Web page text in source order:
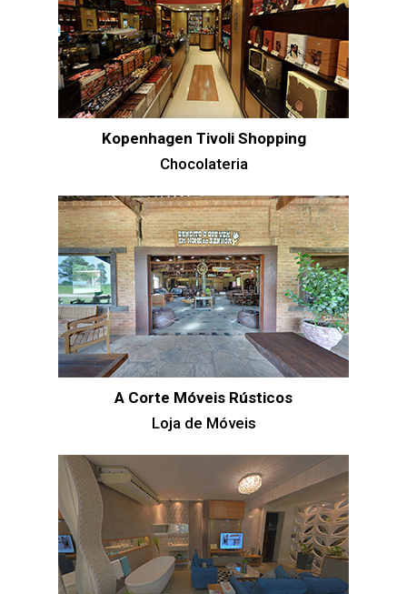
Kopenhagen Tivoli Shopping
Chocolateria
A Corte Móveis Rústicos
Loja de Móveis